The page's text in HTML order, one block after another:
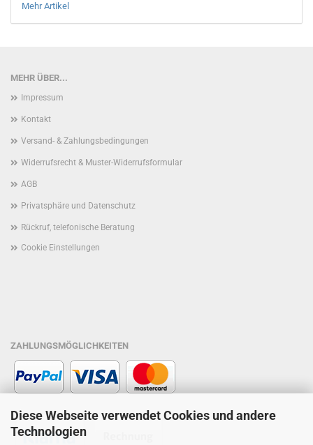
Diese Webseite verwendet Cookies und andere
Technologien
Mehr Artikel
MEHR ÜBER...
Impressum
Kontakt
Versand- & Zahlungsbedingungen
Widerrufsrecht & Muster-Widerrufsformular
AGB
Privatsphäre und Datenschutz
Rückruf, telefonische Beratung
Cookie Einstellungen
ZAHLUNGSMÖGLICHKEITEN